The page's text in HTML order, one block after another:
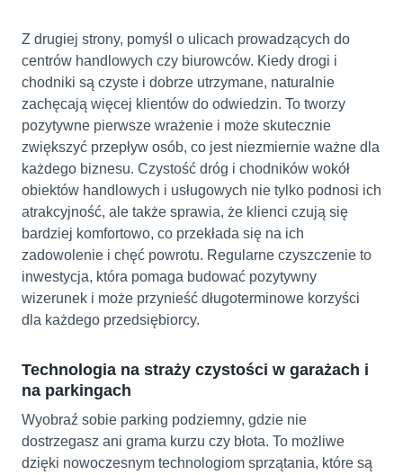
Z drugiej strony, pomyśl o ulicach prowadzących do
centrów handlowych czy biurowców. Kiedy drogi i
chodniki są czyste i dobrze utrzymane, naturalnie
zachęcają więcej klientów do odwiedzin. To tworzy
pozytywne pierwsze wrażenie i może skutecznie
zwiększyć przepływ osób, co jest niezmiernie ważne dla
każdego biznesu. Czystość dróg i chodników wokół
obiektów handlowych i usługowych nie tylko podnosi ich
atrakcyjność, ale także sprawia, że klienci czują się
bardziej komfortowo, co przekłada się na ich
zadowolenie i chęć powrotu. Regularne czyszczenie to
inwestycja, która pomaga budować pozytywny
wizerunek i może przynieść długoterminowe korzyści
dla każdego przedsiębiorcy.
Technologia na straży czystości w garażach i
na parkingach
Wyobraź sobie parking podziemny, gdzie nie
dostrzegasz ani grama kurzu czy błota. To możliwe
dzięki nowoczesnym technologiom sprzątania, które są